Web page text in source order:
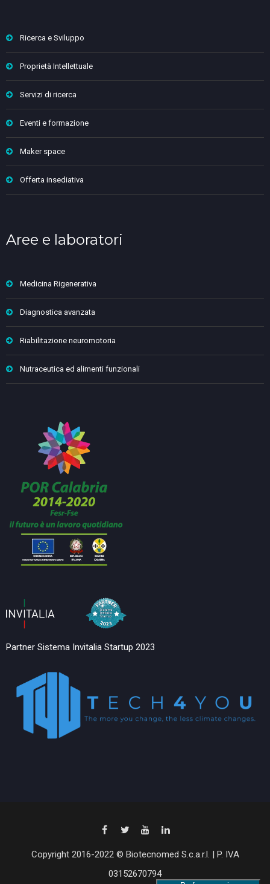
Ricerca e Sviluppo
Proprietà Intellettuale
Servizi di ricerca
Eventi e formazione
Maker space
Offerta insediativa
Aree e laboratori
Medicina Rigenerativa
Diagnostica avanzata
Riabilitazione neuromotoria
Nutraceutica ed alimenti funzionali
Partner Sistema Invitalia Startup 2023
Copyright 2016-2022 © Biotecnomed S.c.a.r.l. | P. IVA
03152670794